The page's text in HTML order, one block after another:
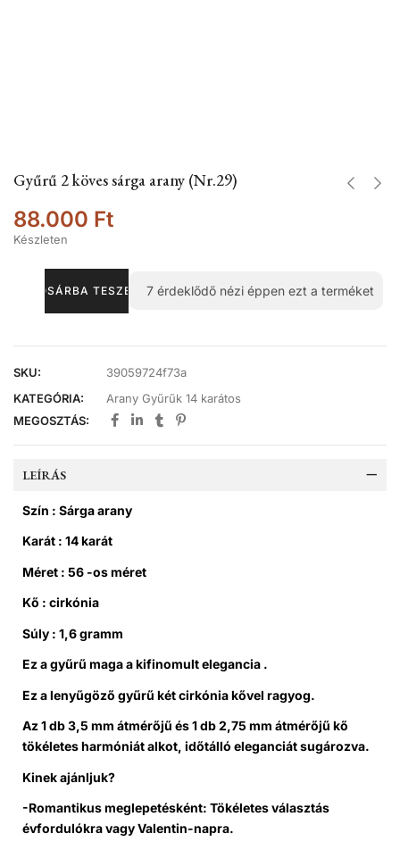
Gyűrű 2 köves sárga arany (Nr.29)
88.000 Ft
Készleten
KOSÁRBA TESZEM 7érdeklődő nézi éppen ezt a terméket
SKU:
39059724f73a
KATEGÓRIA:
Arany Gyűrűk 14 karátos
MEGOSZTÁS:
LEÍRÁS
Szín : Sárga arany
Karát : 14 karát
Méret : 56 -os méret
Kő : cirkónia
Súly : 1,6 gramm
Ez a gyűrű maga a kifinomult elegancia .
Ez a lenyűgöző gyűrű két cirkónia kővel ragyog.
Az 1 db 3,5 mm átmérőjű és 1 db 2,75 mm átmérőjű kő
tökéletes harmóniát alkot, időtálló eleganciát sugározva.
Kinek ajánljuk?
-Romantikus meglepetésként: Tökéletes választás
évfordulókra vagy Valentin-napra.